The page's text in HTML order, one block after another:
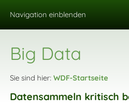
Navigation einblenden
Big Data
Sie sind hier: WDF-Startseite
Datensammeln kritisch